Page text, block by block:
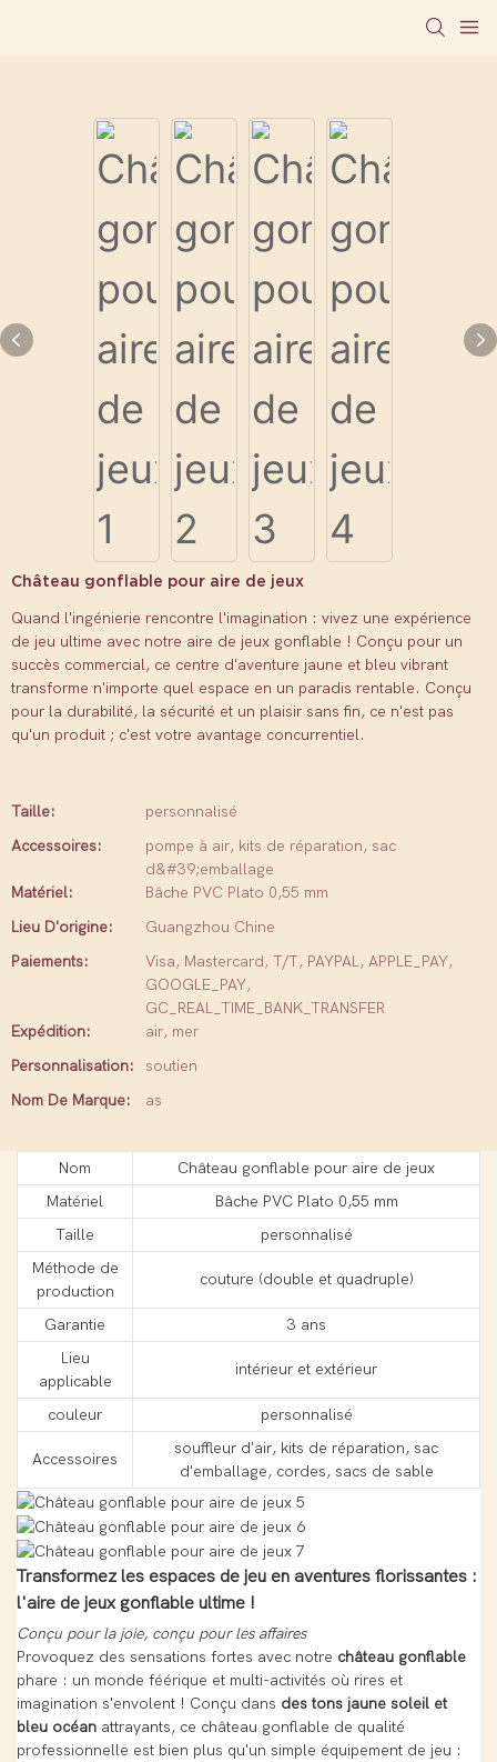
Château gonflable pour aire de jeux
Quand l'ingénierie rencontre l'imagination : vivez une expérience
de jeu ultime avec notre aire de jeux gonflable ! Conçu pour un
succès commercial, ce centre d'aventure jaune et bleu vibrant
transforme n'importe quel espace en un paradis rentable. Conçu
pour la durabilité, la sécurité et un plaisir sans fin, ce n'est pas
qu'un produit ; c'est votre avantage concurrentiel.
Taille:
personnalisé
Accessoires:
pompe à air, kits de réparation, sac
d&#39;emballage
Matériel:
Bâche PVC Plato 0,55 mm
Lieu D'origine:
Guangzhou Chine
Paiements:
Visa, Mastercard, T/T, PAYPAL, APPLE_PAY,
GOOGLE_PAY,
GC_REAL_TIME_BANK_TRANSFER
Expédition:
air, mer
Personnalisation:
soutien
Nom De Marque:
as
Nom
Château gonflable pour aire de jeux
Matériel
Bâche PVC Plato 0,55 mm
Taille
personnalisé
Méthode de
production
couture (double et quadruple)
Garantie
3 ans
Lieu
applicable
intérieur et extérieur
couleur personnalisé
Accessoires
souffleur d'air, kits de réparation, sac
d'emballage, cordes, sacs de sable
Transformez les espaces de jeu en aventures florissantes :
l'aire de jeux gonflable ultime !
Conçu pour la joie, conçu pour les affaires
Provoquez des sensations fortes avec notre château gonflable
phare : un monde féérique et multi-activités où rires et
imagination s'envolent ! Conçu dans des tons jaune soleil et
bleu océan attrayants, ce château gonflable de qualité
professionnelle est bien plus qu'un simple équipement de jeu :